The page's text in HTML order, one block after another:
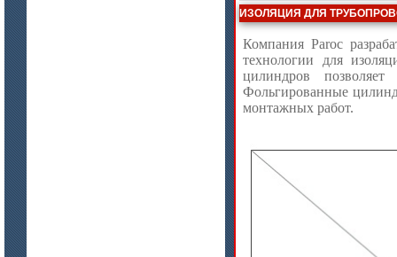
ИЗОЛЯЦИЯ ДЛЯ
Компания Paroc
технологии для
цилиндров
Фольгированные
монтажных работ.